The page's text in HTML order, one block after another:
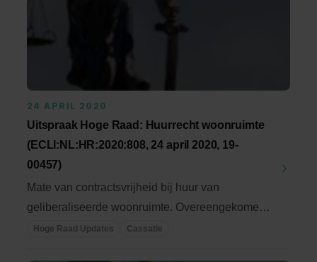
24 APRIL 2020
Uitspraak Hoge Raad: Huurrecht woonruimte
(ECLI:NL:HR:2020:808, 24 april 2020, 19-
00457)
Mate van contractsvrijheid bij huur van
geliberaliseerde woonruimte. Overeengekomen
bedrag voor ...
Hoge Raad Updates Cassatie